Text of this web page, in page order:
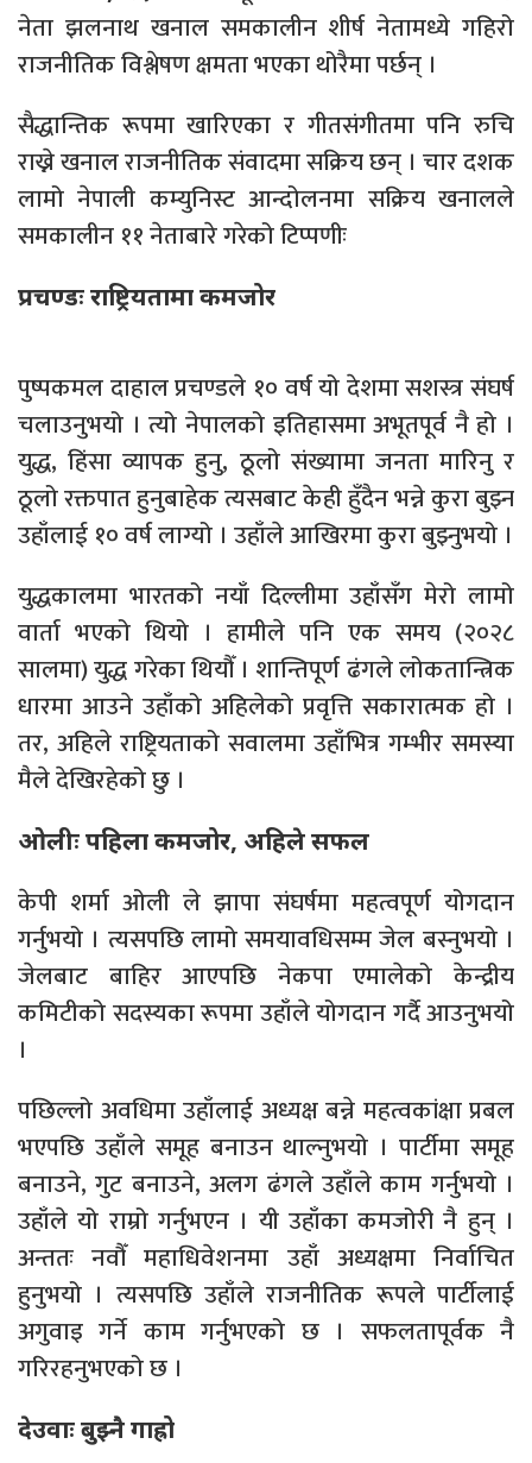
नेता झलनाथ खनाल समकालीन शीर्ष नेतामध्ये गहिरो
राजनीतिक विश्लेषण क्षमता भएका थोरैमा पर्छन् ।
सैद्धान्तिक रूपमा खारिएका र गीतसंगीतमा पनि रुचि
राख्ने खनाल राजनीतिक संवादमा सक्रिय छन् । चार दशक
लामो नेपाली कम्युनिस्ट आन्दोलनमा सक्रिय खनालले
समकालीन ११ नेताबारे गरेको टिप्पणीः
प्रचण्डः राष्ट्रियतामा कमजोर
पुष्पकमल दाहाल प्रचण्डले १० वर्ष यो देशमा सशस्त्र संघर्ष
चलाउनुभयो । त्यो नेपालको इतिहासमा अभूतपूर्व नै हो ।
युद्ध, हिंसा व्यापक हुनु, ठूलो संख्यामा जनता मारिनु र
ठूलो रक्तपात हुनुबाहेक त्यसबाट केही हुँदैन भन्ने कुरा बुझ्न
उहाँलाई १० वर्ष लाग्यो । उहाँले आखिरमा कुरा बुझ्नुभयो ।
युद्धकालमा भारतको नयाँ दिल्लीमा उहाँसँग मेरो लामो
वार्ता भएको थियो । हामीले पनि एक समय (२०२८
सालमा) युद्ध गरेका थियौँ । शान्तिपूर्ण ढंगले लोकतान्त्रिक
धारमा आउने उहाँको अहिलेको प्रवृत्ति सकारात्मक हो ।
तर, अहिले राष्ट्रियताको सवालमा उहाँभित्र गम्भीर समस्या
मैले देखिरहेको छु ।
ओलीः पहिला कमजोर, अहिले सफल
केपी शर्मा ओली ले झापा संघर्षमा महत्वपूर्ण योगदान
गर्नुभयो । त्यसपछि लामो समयावधिसम्म जेल बस्नुभयो ।
जेलबाट बाहिर आएपछि नेकपा एमालेको केन्द्रीय
कमिटीको सदस्यका रूपमा उहाँले योगदान गर्दै आउनुभयो
।
पछिल्लो अवधिमा उहाँलाई अध्यक्ष बन्ने महत्वकांक्षा प्रबल
भएपछि उहाँले समूह बनाउन थाल्नुभयो । पार्टीमा समूह
बनाउने, गुट बनाउने, अलग ढंगले उहाँले काम गर्नुभयो ।
उहाँले यो राम्रो गर्नुभएन । यी उहाँका कमजोरी नै हुन् ।
अन्ततः नवौँ महाधिवेशनमा उहाँ अध्यक्षमा निर्वाचित
हुनुभयो । त्यसपछि उहाँले राजनीतिक रूपले पार्टीलाई
अगुवाइ गर्ने काम गर्नुभएको छ । सफलतापूर्वक नै
गरिरहनुभएको छ ।
देउवाः बुझ्नै गाह्रो